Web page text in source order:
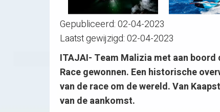
Gepubliceerd:02-04-2023
Laatst gewijzigd:02-04-2023
ITAJAI- Team Malizia met aan boord
Race gewonnen. Een historische
van de race om de wereld. Van
van de aankomst.